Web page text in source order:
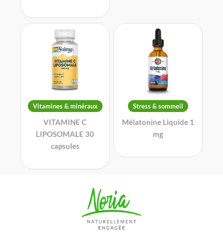
Vitamines & minéraux
VITAMINE C
LIPOSOMALE 30
capsules
Stress & sommeil
Mélatonine Liquide 1
mg